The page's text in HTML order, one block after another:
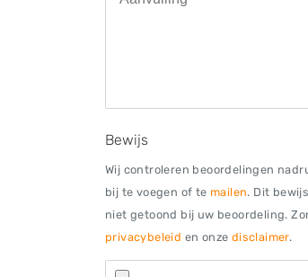
Bewijs
Wij controleren beoordelingen
bij te voegen of te mailen. Dit
niet getoond bij uw beoordeling.
privacybeleid en onze disclaimer.